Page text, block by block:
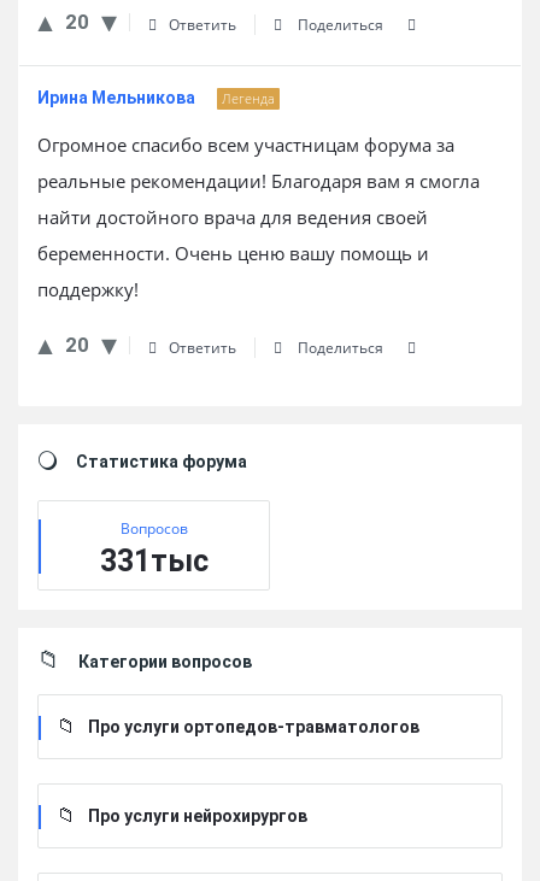
20 Ответить Поделиться
Ирина Мельникова Легенда
Огромное спасибо всем участницам форума за
реальные рекомендации! Благодаря вам я смогла
найти достойного врача для ведения своей
беременности. Очень ценю вашу помощь и
поддержку!
20 Ответить Поделиться
Статистика форума
Вопросов
331тыс
Категории вопросов
Про услуги ортопедов-травматологов
Про услуги нейрохирургов